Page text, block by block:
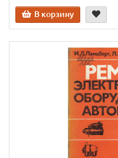
В корзину